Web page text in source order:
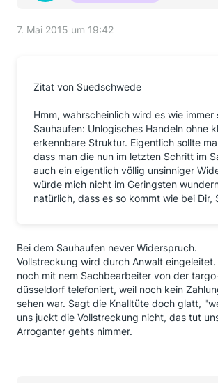
7. Mai 2015 um 19:42
Zitat von Suedschwede
Hmm, wahrscheinlich wird es wie immer
Sauhaufen: Unlogisches Handeln ohne
erkennbare Struktur. Eigentlich sollte
dass man die nun im letzten Schritt im
auch ein eigentlich völlig unsinniger
würde mich nicht im Geringsten
natürlich, dass es so kommt wie bei Dir,
Bei dem Sauhaufen never Widerspruch.
Vollstreckung wird durch Anwalt
noch mit nem Sachbearbeiter von der
düsseldorf telefoniert, weil noch kein
sehen war. Sagt die Knalltüte doch glatt,
uns juckt die Vollstreckung nicht, das tut
Arroganter gehts nimmer.